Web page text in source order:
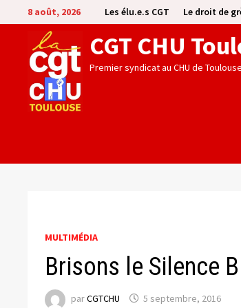
Passer
au
contenu
8 août, 2026 Les élu.e.s CGT Le droit de
CGT CHU
Premier syndicat au CHU de
MULTIMÉDIA
Brisons le Silence
parCGTCHU 5 septembre, 2016